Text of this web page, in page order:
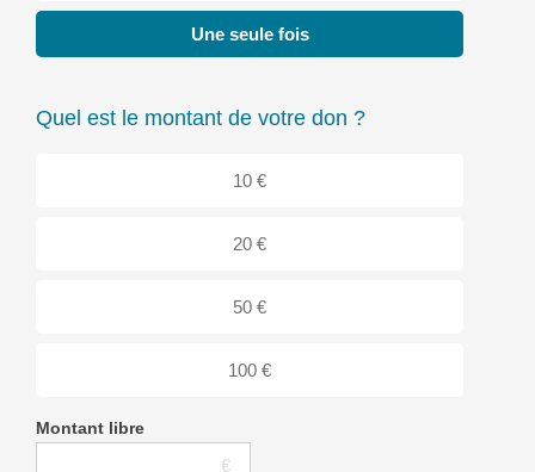
Une seule fois
Quel est le montant de votre don ?
10 €
20 €
50 €
100 €
Montant libre